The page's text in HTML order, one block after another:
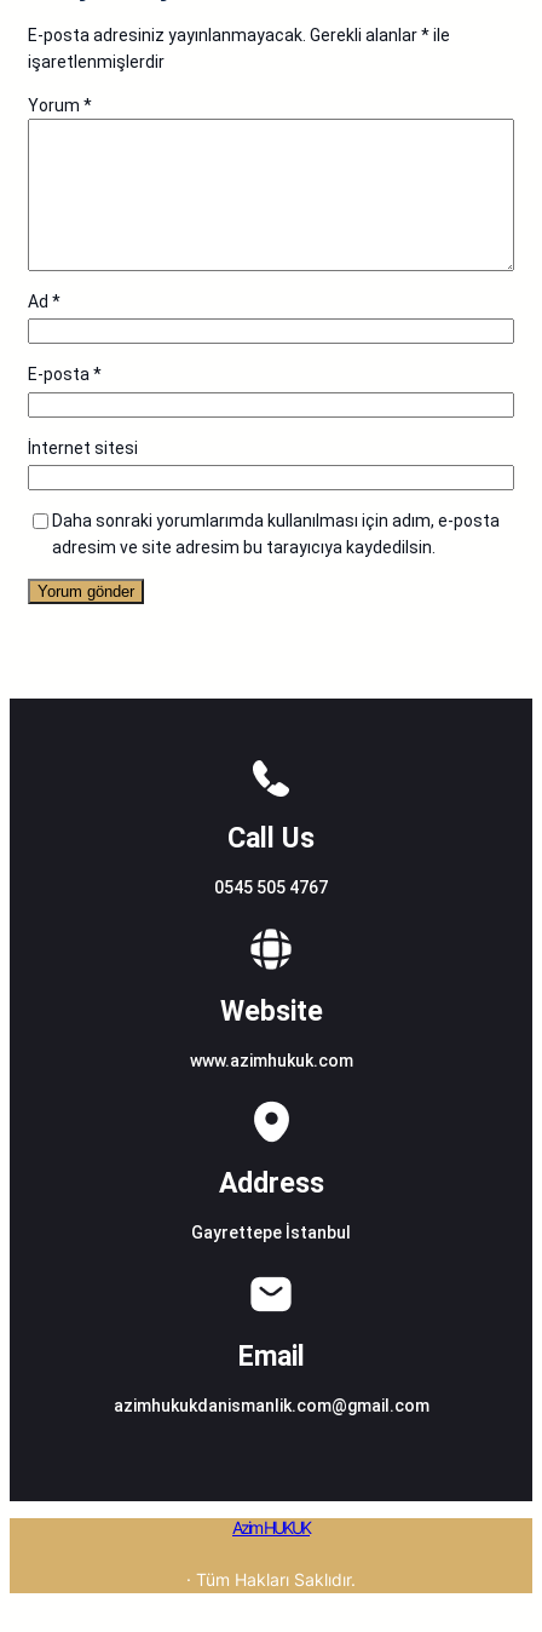
E-posta adresiniz yayınlanmayacak. Gerekli alanlar*ile
işaretlenmişlerdir
Yorum *
Ad *
E-posta*
İnternet sitesi
Daha sonraki yorumlarımda kullanılması için adım, e-posta
adresim ve site adresim bu tarayıcıya kaydedilsin.
Call Us
0545 505 4767
Website
www.azimhukuk.com
Address
Gayrettepe İstanbul
Email
azimhukukdanismanlik.com@gmail.com
Azim HUKUK
· Tüm Hakları Saklıdır.